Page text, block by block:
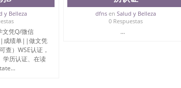
1、收集客户办理信息； 2、客户付定金下单； 3、
户确认； 5、电子图确认好转成品部做成品； 6、
国内顺丰，国外DHL）。 三、真实网上可查的证
档。 2、留学回国人员证明（使馆认证），使馆网
查，终身受用。 四、办理流程农业科学院、艺术
育学院、工程学院、健康与人类发展学院、信息
校的教育学院排名在全美前十名，工学院排名在
硕士及博士学位。学校的专业课程包括：会计
y Belleza
文凭Q/微信
成绩单||做文凭
查）WSE认证，
学历认证、在读
dfns enSalud y Belleza
0 Respuestas
...